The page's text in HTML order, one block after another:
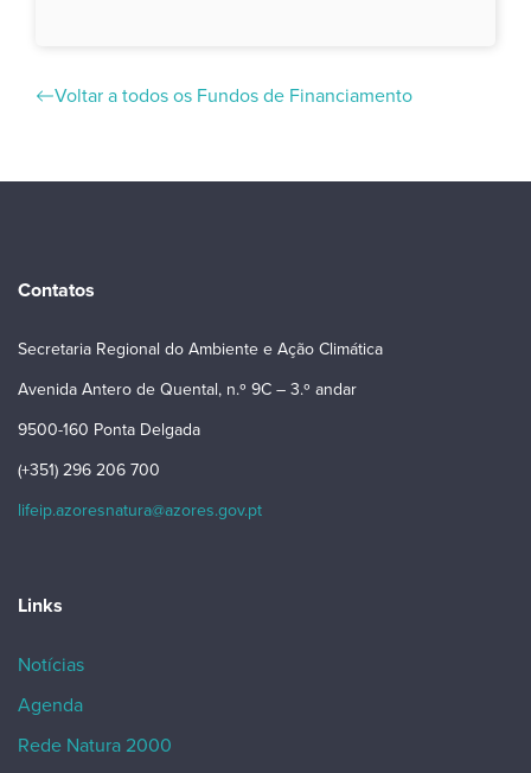
Voltar a todos os Fundos de Financiamento
Contatos
Secretaria Regional do Ambiente e Ação Climática
Avenida Antero de Quental, n.º 9C – 3.º andar
9500-160 Ponta Delgada
(+351) 296 206 700
lifeip.azoresnatura@azores.gov.pt
Links
Notícias
Agenda
Rede Natura 2000